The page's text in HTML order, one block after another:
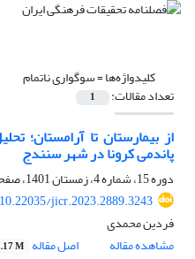
کلیدواژه‌ها =سوگواری ناتمام
تعداد مقالات: 1
از بیمارستان تا آرامستان؛
پاندمی کرونا در شهر سنندج
دوره 15، شماره 4، زمستان 1401، صفحه
10.22035/jicr.2023.2889.3243
فردین محمدی
مشاهده مقاله
اصل مقاله M